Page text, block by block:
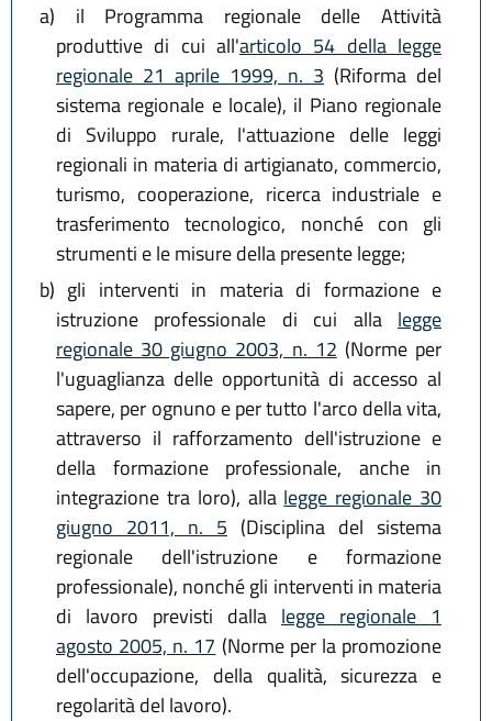
a) il Programma regionale delle Attività
produttive di cui all'articolo 54 della legge
regionale 21 aprile 1999, n. 3 (Riforma del
sistema regionale e locale), il Piano regionale
di Sviluppo rurale, l'attuazione delle leggi
regionali in materia di artigianato, commercio,
turismo, cooperazione, ricerca industriale e
trasferimento tecnologico, nonché con gli
strumenti e le misure della presente legge;
b) gli interventi in materia di formazione e
istruzione professionale di cui alla legge
regionale 30 giugno 2003, n. 12 (Norme per
l'uguaglianza delle opportunità di accesso al
sapere, per ognuno e per tutto l'arco della vita,
attraverso il rafforzamento dell'istruzione e
della formazione professionale, anche in
integrazione tra loro), alla legge regionale 30
giugno 2011, n. 5 (Disciplina del sistema
regionale dell'istruzione e formazione
professionale), nonché gli interventi in materia
di lavoro previsti dalla legge regionale 1
agosto 2005, n. 17 (Norme per la promozione
dell'occupazione, della qualità, sicurezza e
regolarità del lavoro).